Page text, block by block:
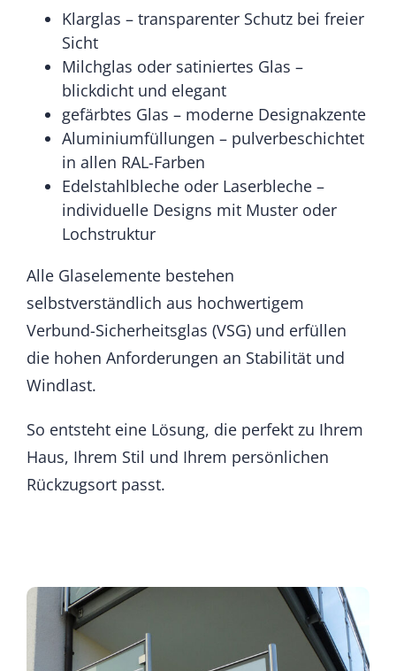
Klarglas – transparenter Schutz bei freier
Sicht
Milchglas oder satiniertes Glas –
blickdicht und elegant
gefärbtes Glas – moderne Designakzente
Aluminiumfüllungen – pulverbeschichtet
in allen RAL-Farben
Edelstahlbleche oder Laserbleche –
individuelle Designs mit Muster oder
Lochstruktur
Alle Glaselemente bestehen
selbstverständlich aus hochwertigem
Verbund-Sicherheitsglas (VSG) und erfüllen
die hohen Anforderungen an Stabilität und
Windlast.
So entsteht eine Lösung, die perfekt zu Ihrem
Haus, Ihrem Stil und Ihrem persönlichen
Rückzugsort passt.